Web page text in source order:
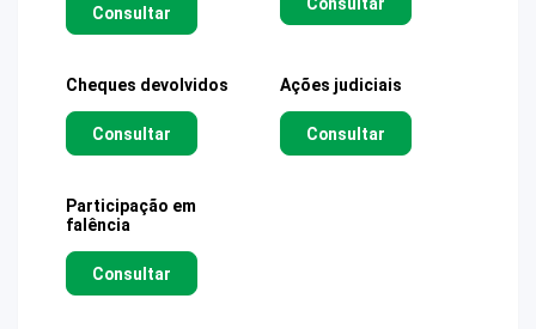
Consultar
Cheques devolvidos
Consultar
Ações judiciais
Consultar
Participação em
falência
Consultar